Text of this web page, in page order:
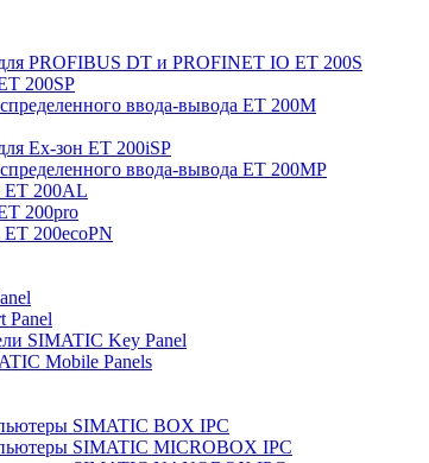
PROFIBUS DT и PROFINET IO ET 200S
200SP
ввода-вывода ET 200M
Ex-зон ET 200iSP
ввода-вывода ET 200MP
ET 200AL
200pro
200ecoPN
Panel
SIMATIC Key Panel
Mobile Panels
SIMATIC BOX IPC
SIMATIC MICROBOX IPC